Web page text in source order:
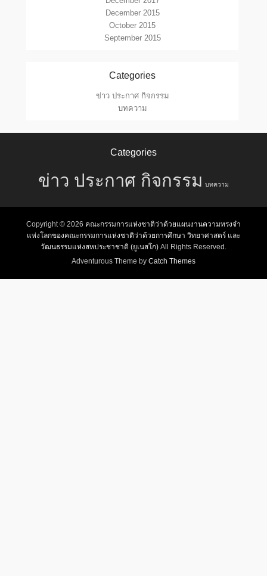
December 2015
October 2015
September 2015
Categories
ข่าว ประกาศ กิจกรรม
บทความ
Categories
ข่าว ประกาศ กิจกรรม บทความ
Copyright © 2026 คณะกรรมการแห่งชาติว่าด้วยแผนงานความทรงจำ
แห่งโลกของคณะกรรมการแห่งชาติว่าด้วยการศึกษา วิทยาศาสตร์ และ
วัฒนธรรมแห่งสหประชาชาติ (ยูเนสโก) All Rights Reserved.
Adventurous Theme by Catch Themes